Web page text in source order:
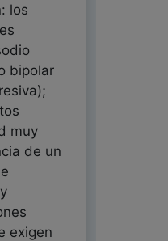
los
bipolar
muy
de un
exigen